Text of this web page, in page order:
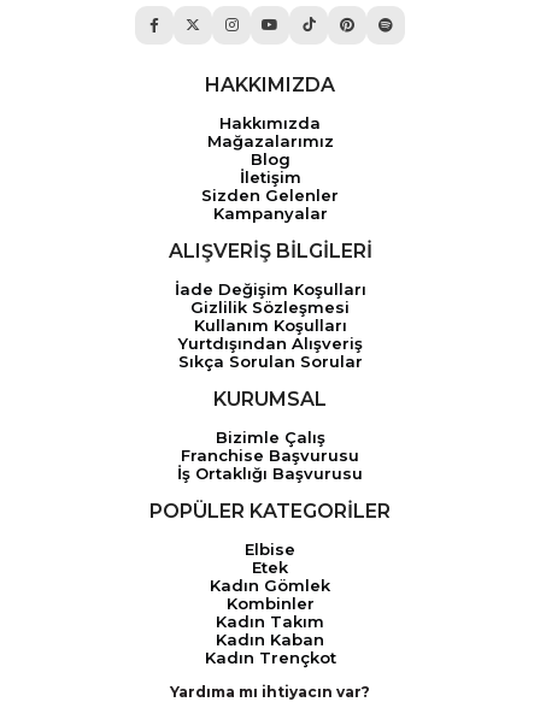
HAKKIMIZDA
Hakkımızda
Mağazalarımız
Blog
İletişim
Sizden Gelenler
Kampanyalar
ALIŞVERİŞ BİLGİLERİ
İade Değişim Koşulları
Gizlilik Sözleşmesi
Kullanım Koşulları
Yurtdışından Alışveriş
Sıkça Sorulan Sorular
KURUMSAL
Bizimle Çalış
Franchise Başvurusu
İş Ortaklığı Başvurusu
POPÜLER KATEGORİLER
Elbise
Etek
Kadın Gömlek
Kombinler
Kadın Takım
Kadın Kaban
Kadın Trençkot
Yardıma mı ihtiyacın var?